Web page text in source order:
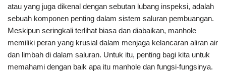
atau yang juga dikenal dengan sebutan lubang inspeksi, adalah
sebuah komponen penting dalam sistem saluran pembuangan.
Meskipun seringkali terlihat biasa dan diabaikan, manhole
memiliki peran yang krusial dalam menjaga kelancaran aliran air
dan limbah di dalam saluran. Untuk itu, penting bagi kita untuk
memahami dengan baik apa itu manhole dan fungsi-fungsinya.